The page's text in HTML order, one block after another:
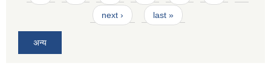
next › last »
अन्य